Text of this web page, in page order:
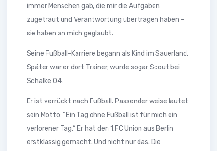
immer Menschen gab, die mir die Aufgaben
zugetraut und Verantwortung übertragen haben –
sie haben an mich geglaubt.
Seine Fußball-Karriere begann als Kind im Sauerland.
Später war er dort Trainer, wurde sogar Scout bei
Schalke 04.
Er ist verrückt nach Fußball. Passender weise lautet
sein Motto: “Ein Tag ohne Fußball ist für mich ein
verlorener Tag.“ Er hat den 1.FC Union aus Berlin
erstklassig gemacht. Und nicht nur das. Die